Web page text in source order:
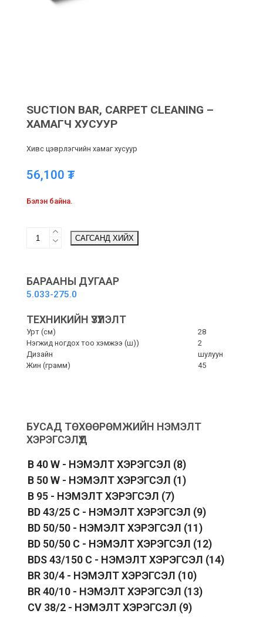
SUCTION BAR, CARPET CLEANING –
ХАМАГЧ ХУСУУР
Хивс цэврлэгчийн хамаг хусуур
56,100 ₮
Бэлэн байна.
Bar,
-
хусуур
САГСАНД ХИЙХ
БАРААНЫ ДУГААР
5.033-275.0
ТЕХНИКИЙН ҮЗҮҮЛЭЛТ
Урт (см)
28
Нэгжид ногдох тоо хэмжээ (ш))
2
Дизайн
шулуун
Жин (грамм)
45
БУСАД ТӨХӨӨРӨМЖИЙН НЭМЭЛТ
ХЭРЭГСЭЛҮҮД
B 40 W - НЭМЭЛТ ХЭРЭГСЭЛ (8)
B 50 W - НЭМЭЛТ ХЭРЭГСЭЛ (1)
B 95 - НЭМЭЛТ ХЭРЭГСЭЛ (7)
BD 43/25 C - НЭМЭЛТ ХЭРЭГСЭЛ (9)
BD 50/50 - НЭМЭЛТ ХЭРЭГСЭЛ (11)
BD 50/50 C - НЭМЭЛТ ХЭРЭГСЭЛ (12)
BDS 43/150 C - НЭМЭЛТ ХЭРЭГСЭЛ (14)
BR 30/4 - НЭМЭЛТ ХЭРЭГСЭЛ (10)
BR 40/10 - НЭМЭЛТ ХЭРЭГСЭЛ (13)
CV 38/2 - НЭМЭЛТ ХЭРЭГСЭЛ (9)